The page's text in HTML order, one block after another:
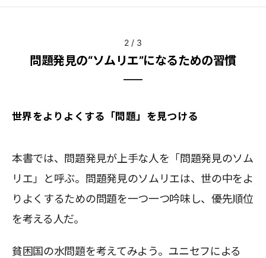
2 / 3
問題発見の“ソムリエ”になるための習慣
世界をよりよくする「問題」を見つける
本書では、問題発見が上手な人を「問題発見のソム
リエ」と呼ぶ。問題発見のソムリエは、世の中をよ
りよくするための問題を一つ一つ吟味し、優先順位
を考える人だ。
貧困国の水問題を考えてみよう。ユニセフによる